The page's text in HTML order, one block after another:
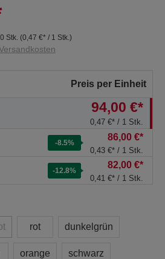
Stk. (0,47 €* / 1 Stk.)
Preis per Einheit
94,00 €*
0,47 €* / 1 Stk.
-8.5%
86,00 €*
0,43 €* / 1 Stk.
-12.8%
82,00 €*
0,41 €* / 1 Stk.
rot dunkelgrün
orange schwarz